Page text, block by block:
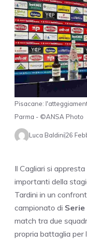
Pisacane:
Parma - ©ANSA Photo
Luca Baldini26
Il Cagliari si
importanti della
Tardini in un
campionato di Serie
match tra due
propria battaglia per